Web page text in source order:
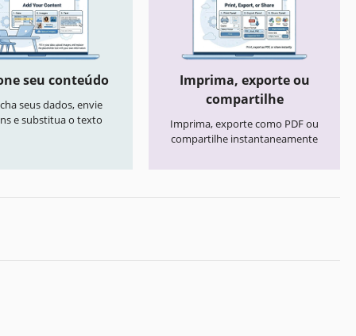
seu conteúdo
seus dados, envie
e substitua o texto
Imprima, exporte ou
compartilhe
Imprima, exporte como PDF ou
compartilhe instantaneamente